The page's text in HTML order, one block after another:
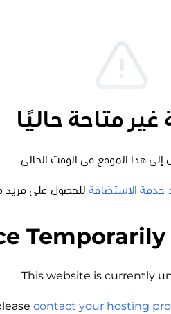
غير متاحة حاليًا
إلى هذا الموقع في الوقت الحالي.
خدمة الاستضافة للحصول على مزيد
This website is currently
contact your hosting